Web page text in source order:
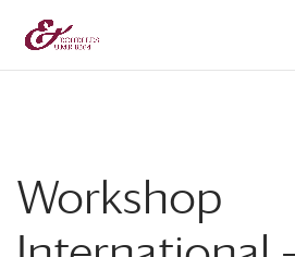
Workshop